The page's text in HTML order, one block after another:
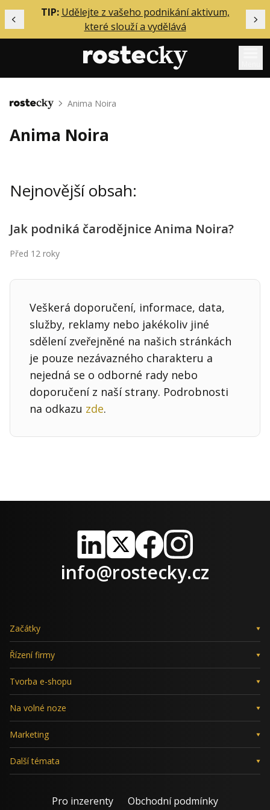
Předchozí
TIP: Udělejte z vašeho podnikání aktivum,
které slouží a vydělává
Mentoring
Solo
Inzerce
Přihlášení
Hledaná fráze
Domů Anima Noira
Anima Noira
Nejnovější obsah:
Jak podniká čarodějnice Anima Noira?
Před 12 roky
Veškerá doporučení, informace, data,
služby, reklamy nebo jakékoliv jiné
sdělení zveřejněné na našich stránkách
je pouze nezávazného charakteru a
nejedná se o odborné rady nebo
doporučení z naší strany. Podrobnosti
na odkazu zde.
LinkedIn
X FacebookInstagram
info@rostecky.cz
Začátky
Řízení firmy
Tvorba e-shopu
Na volné noze
Marketing
Další témata
Pro inzerenty Obchodní podmínky